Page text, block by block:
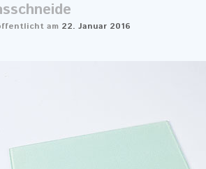
am 22. Januar 2016